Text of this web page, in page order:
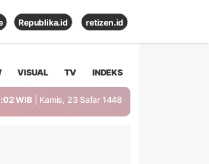
Republika.id retizen.id
VISUAL TV INDEKS
WIB | Kamis, 23 Safar 1448